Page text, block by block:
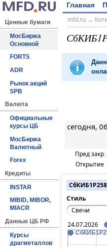
Главная
Ценные бумаги
МосБиржа
Основной
FORTS
ADR
Рынок акций
SPB
Валюта
Официальные
курсы ЦБ
МосБиржа
Валютный
Forex
Кредиты
INSTAR
MIBID, MIBOR,
MIACR
Данные ЦБ РФ
Курсы
драгметаллов
mfd.ru→
сегодня,
Пред закр
Открытие
Стиль
Свечи
24.07.2026